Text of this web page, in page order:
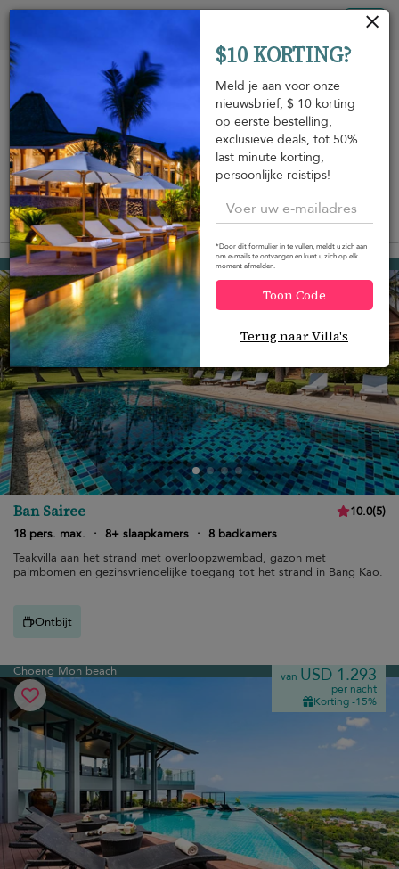
Strand te
voet
bereikbaar
Aan het
strand
Zwembad
Bekijk op de kaart
Bang Kao beach USD 1.601
per nacht
Ban Sairee 10.0(5)
18 pers. max.
· 8+ slaapkamers · 8 badkamers
Teakvilla aan het strand met overloopzwembad, gazon met
palmbomen en gezinsvriendelijke toegang tot het strand in Bang Kao.
Ontbijt
Choeng Mon beach van USD 1.293
per nacht
Korting -15%
$10 KORTING?
Meld je aan voor onze
nieuwsbrief, $ 10 korting
op eerste bestelling,
exclusieve deals, tot 50%
last minute korting,
persoonlijke reistips!
*Door dit formulier in te vullen, meldt u zich aan
om e-mails te ontvangen en kunt u zich op elk
moment afmelden.
Toon Code
Terug naar Villa's
Cookies beheer paneel